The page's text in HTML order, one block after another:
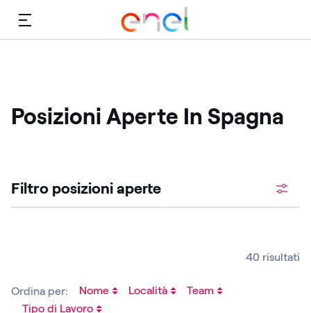
Menù
Posizioni Aperte In Spagna
Filtro posizioni aperte ​
40 risultati
Ordina per: